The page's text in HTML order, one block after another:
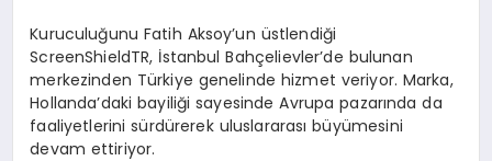
Kuruculuğunu Fatih Aksoy’un üstlendiği
ScreenShieldTR, İstanbul Bahçelievler’de bulunan
merkezinden Türkiye genelinde hizmet veriyor. Marka,
Hollanda’daki bayiliği sayesinde Avrupa pazarında da
faaliyetlerini sürdürerek uluslararası büyümesini
devam ettiriyor.